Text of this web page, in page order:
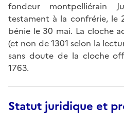
fondeur montpelliérain
testament à la confrérie, le
bénie le 30 mai. La cloche
(et non de 1301 selon la
sans doute de la cloche
1763.
Statut juridique et